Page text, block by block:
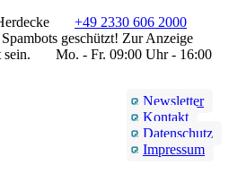
+49 2330 606 2000
geschützt! Zur Anzeige
sein.
Mo. - Fr. 09:00 Uhr - 16:00
Newsletter
Kontakt
Datenschutz
Impressum